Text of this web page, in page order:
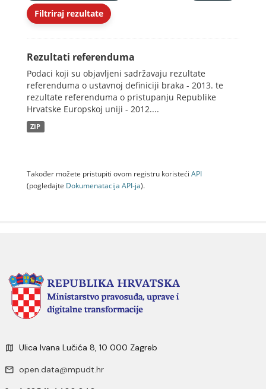
Filtriraj rezultate
Rezultati referenduma
Podaci koji su objavljeni sadržavaju rezultate
referenduma o ustavnoj definiciji braka - 2013. te
rezultate referenduma o pristupanju Republike
Hrvatske Europskoj uniji - 2012....
ZIP
Također možete pristupiti ovom registru koristeći API
(pogledajte Dokumenаtаcijа API-jа).